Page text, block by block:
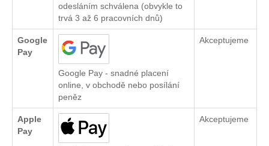
odesláním schválena (obvykle to
trvá 3 až 6 pracovních dnů)
Google
Pay
Google Pay - snadné placení
online, v obchodě nebo posílání
peněz
Akceptujeme
Apple
Pay
Akceptujeme